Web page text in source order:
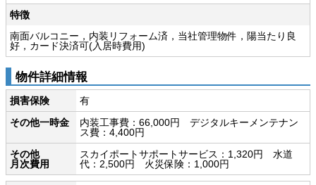
特徴
南面バルコニー，内装リフォーム済，当社管理物件，陽当たり良
好，カード決済可(入居時費用)
物件詳細情報
損害保険
有
その他一時金
内装工事費：66,000円 デジタルキーメンテナン
ス費：4,400円
その他
月次費用
スカイポートサポートサービス：1,320円 水道
代：2,500円 火災保険：1,000円